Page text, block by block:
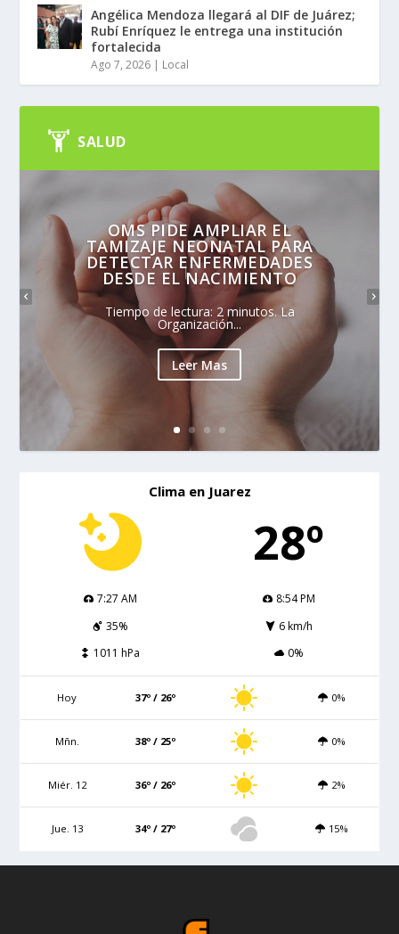
Angélica Mendoza llegará al DIF de Juárez;
Rubí Enríquez le entrega una institución
fortalecida
Ago 7, 2026 | Local
SALUD
OMS PIDE AMPLIAR EL
TAMIZAJE NEONATAL PARA
DETECTAR ENFERMEDADES
DESDE EL NACIMIENTO
Tiempo de lectura: 2 minutos. La
Organización...
Leer Mas
Clima en Juarez
28º
7:27 AM
8:54 PM
35%
6 km/h
1011 hPa
0%
Hoy 37º / 26º 0%
Mñn. 38º / 25º 0%
Miér. 12 36º / 26º 2%
Jue. 13 34º / 27º 15%